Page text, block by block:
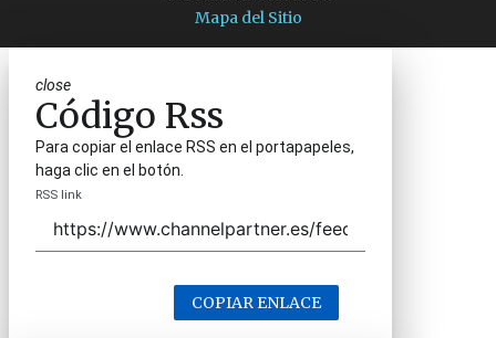
Mapa del Sitio
close
Código Rss
Para copiar el enlace RSS en el portapapeles,
haga clic en el botón.
RSS link
COPIAR ENLACE